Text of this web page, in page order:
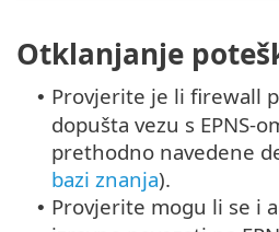
Otklanjanje
• Provjerite je li firewall
dopušta vezu s EPNS-
prethodno navedene
bazi znanja).
• Provjerite mogu li se i